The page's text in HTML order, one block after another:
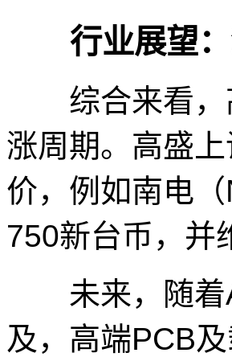
行业展望：
综合来看，
涨周期。高盛
价，例如南电
750新台币，并
未来，随着
及，高端PCB